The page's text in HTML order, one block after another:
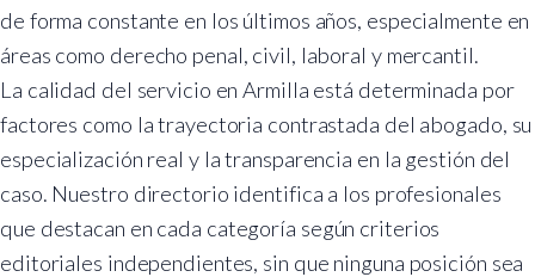
de forma constante en los últimos años, especialmente en
áreas como derecho penal, civil, laboral y mercantil.
La calidad del servicio en Armilla está determinada por
factores como la trayectoria contrastada del abogado, su
especialización real y la transparencia en la gestión del
caso. Nuestro directorio identifica a los profesionales
que destacan en cada categoría según criterios
editoriales independientes, sin que ninguna posición sea